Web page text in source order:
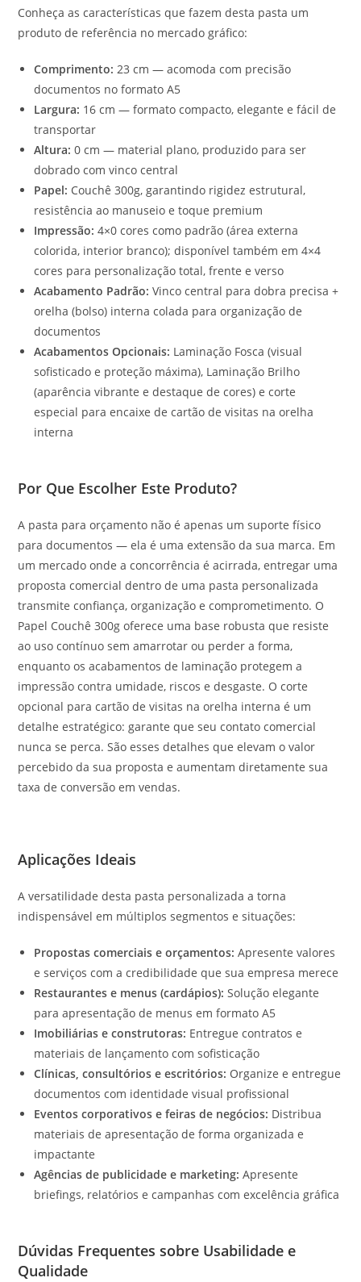
Conheça as características que fazem desta pasta um
produto de referência no mercado gráfico:
Comprimento: 23 cm — acomoda com precisão
documentos no formato A5
Largura: 16 cm — formato compacto, elegante e fácil de
transportar
Altura: 0 cm — material plano, produzido para ser
dobrado com vinco central
Papel: Couchê 300g, garantindo rigidez estrutural,
resistência ao manuseio e toque premium
Impressão: 4×0 cores como padrão (área externa
colorida, interior branco); disponível também em 4×4
cores para personalização total, frente e verso
Acabamento Padrão: Vinco central para dobra precisa +
orelha (bolso) interna colada para organização de
documentos
Acabamentos Opcionais: Laminação Fosca (visual
sofisticado e proteção máxima), Laminação Brilho
(aparência vibrante e destaque de cores) e corte
especial para encaixe de cartão de visitas na orelha
interna
Por Que Escolher Este Produto?
A pasta para orçamento não é apenas um suporte físico
para documentos — ela é uma extensão da sua marca. Em
um mercado onde a concorrência é acirrada, entregar uma
proposta comercial dentro de uma pasta personalizada
transmite confiança, organização e comprometimento. O
Papel Couchê 300g oferece uma base robusta que resiste
ao uso contínuo sem amarrotar ou perder a forma,
enquanto os acabamentos de laminação protegem a
impressão contra umidade, riscos e desgaste. O corte
opcional para cartão de visitas na orelha interna é um
detalhe estratégico: garante que seu contato comercial
nunca se perca. São esses detalhes que elevam o valor
percebido da sua proposta e aumentam diretamente sua
taxa de conversão em vendas.
Aplicações Ideais
A versatilidade desta pasta personalizada a torna
indispensável em múltiplos segmentos e situações:
Propostas comerciais e orçamentos: Apresente valores
e serviços com a credibilidade que sua empresa merece
Restaurantes e menus (cardápios): Solução elegante
para apresentação de menus em formato A5
Imobiliárias e construtoras: Entregue contratos e
materiais de lançamento com sofisticação
Clínicas, consultórios e escritórios: Organize e entregue
documentos com identidade visual profissional
Eventos corporativos e feiras de negócios: Distribua
materiais de apresentação de forma organizada e
impactante
Agências de publicidade e marketing: Apresente
briefings, relatórios e campanhas com excelência gráfica
Dúvidas Frequentes sobre Usabilidade e
Qualidade